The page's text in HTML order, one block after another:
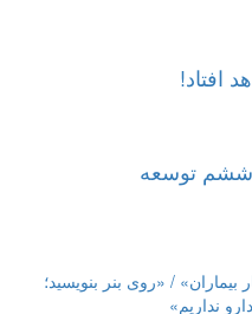
افتاد!
ششم توسعه
/ «روی بنر بنویسید؛
نداریم»